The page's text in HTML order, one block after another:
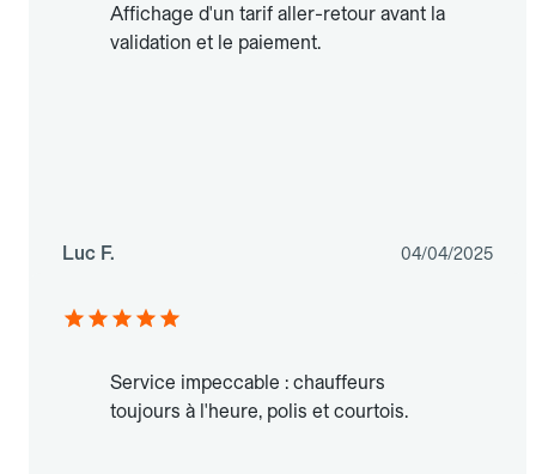
Affichage d'un tarif aller-retour avant la
validation et le paiement.
Luc F. 04/04/2025
Service impeccable : chauffeurs
toujours à l'heure, polis et courtois.